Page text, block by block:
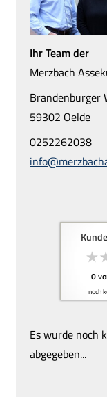
Ihr Team der
Merzbach
Brandenburger
59302 Oelde
0252262038
0
noch
Es wurde noch
abgegeben...